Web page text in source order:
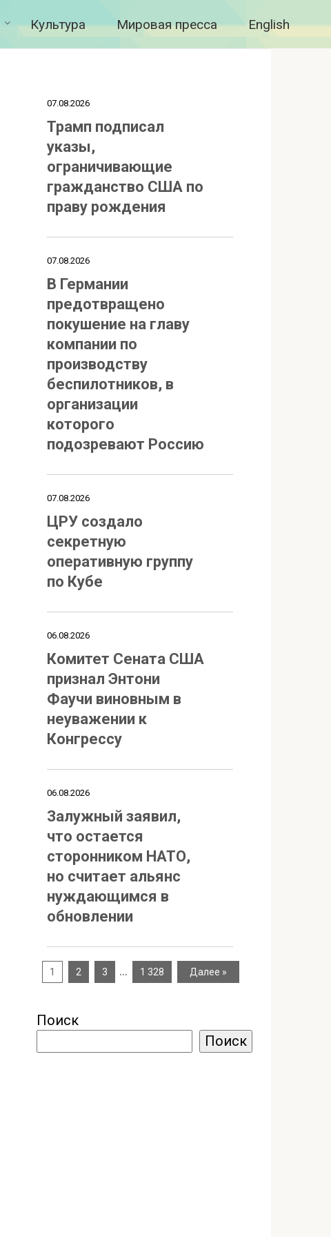
Культура Мировая пресса English
07.08.2026
Трамп подписал
указы,
ограничивающие
гражданство США по
праву рождения
07.08.2026
В Германии
предотвращено
покушение на главу
компании по
производству
беспилотников, в
организации
которого
подозревают Россию
07.08.2026
ЦРУ создало
секретную
оперативную группу
по Кубе
06.08.2026
Комитет Сената США
признал Энтони
Фаучи виновным в
неуважении к
Конгрессу
06.08.2026
Залужный заявил,
что остается
сторонником НАТО,
но считает альянс
нуждающимся в
обновлении
1 2 3 … 1 328 Далее »
Поиск
Поиск